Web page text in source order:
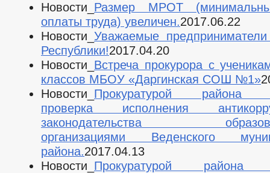
Новости_ Размер МРОТ
оплаты труда) увеличен.2017.06.22
Новости_ Уважаемые предприниматели
Республики!2017.04.20
Новости_ Встреча прокурора с
классов МБОУ «Даргинская СОШ №1»
Новости_ Прокуратурой района
проверка исполнения
законодательства
организациями Веденского
района.2017.04.13
Новости_ Прокуратурой района